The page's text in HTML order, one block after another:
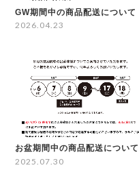
GW期間中の商品配送について
2026.04.23
お盆期間中の商品配送について
2025.07.30